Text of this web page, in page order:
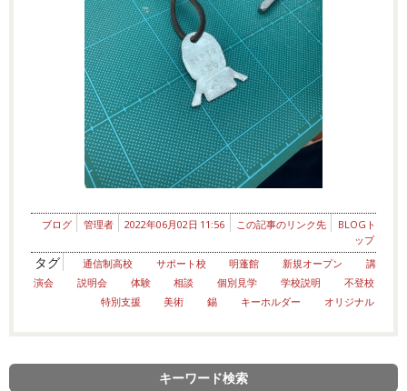
ブログ 管理者 2022年06月02日 11:56 この記事のリンク先
BLOGト
ップ
タグ 通信制高校 サポート校 明蓬館 新規オープン
講
演会
説明会 体験 相談 個別見学 学校説明
不登校
特別支援
美術 錫 キーホルダー オリジナル
キーワード検索